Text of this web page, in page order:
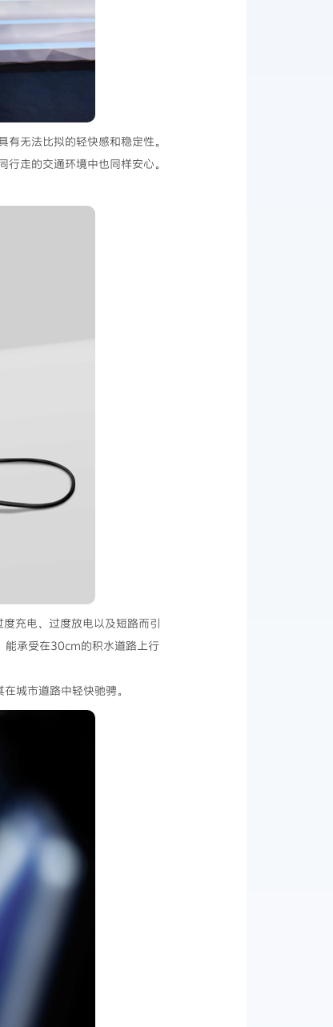
无法比拟的轻快感和稳定性。
走的交通环境中也同样安心。
充电、过度放电以及短路而引
能承受在30cm的积水道路上行
城市道路中轻快驰骋。